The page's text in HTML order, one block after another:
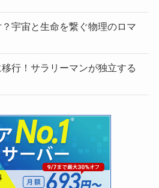
宇宙と生命を繋ぐ物理のロマ
行！サラリーマンが独立する